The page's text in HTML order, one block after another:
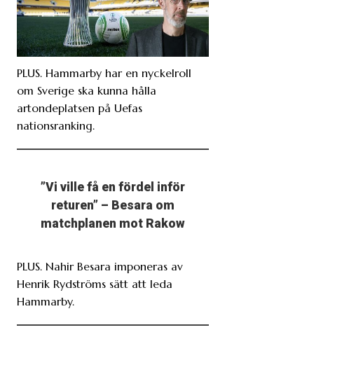
PLUS. Hammarby har en nyckelroll
om Sverige ska kunna hålla
artondeplatsen på Uefas
nationsranking.
”Vi ville få en fördel inför
returen” – Besara om
matchplanen mot Rakow
PLUS. Nahir Besara imponeras av
Henrik Rydströms sätt att leda
Hammarby.